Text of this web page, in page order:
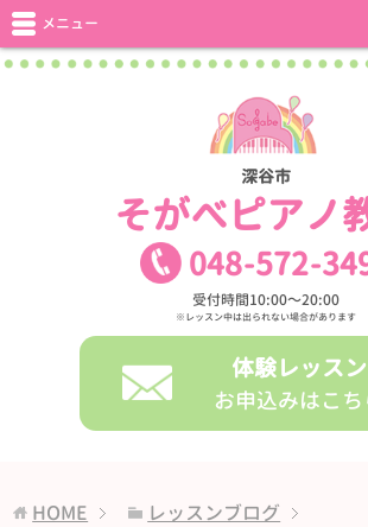
深谷市
そがべピアノ
048-572-
受付時間10:00〜20:00
※レッスン中は出られない場合があります
体験レッスン
お申込みはこち
メニュー
HOME レッスンブログ